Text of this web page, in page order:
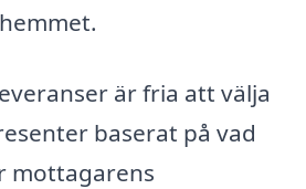
är fria att välja
baserat på vad
mottagarens